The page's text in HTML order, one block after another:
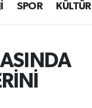
SPOR KÜLTÜR